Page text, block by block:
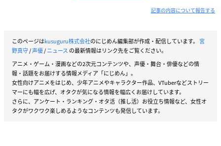
記事の内容について報告する
このページはkusuguru株式会社のにじめん編集部が作成・配信しています。 宮
野真守/声優/ニュース の最新情報はリンク先をご覧ください。
アニメ・ゲーム・漫画などの2次元コンテンツや、声優・舞台・俳優などの情
報・話題をお届けする情報メディア「にじめん」。
女性向けアニメをはじめ、少年アニメやキャラクター作品、VTuberなどストリー
マーにも幅を広げ、オタクが気になる情報を幅広くお届けしています。
さらに、アンケート・ランキング・オタ活（推し活）お役立ち情報など、女性オ
タクがワクワク楽しめるようなコンテンツも発信しています。